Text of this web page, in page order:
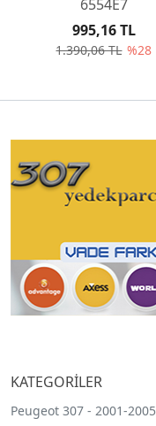
6554E7
1.390,06 TL %28
995,16 TL
KATEGORİLER
Peugeot 307 - 2001-2005